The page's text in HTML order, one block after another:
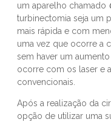
um aparelho chamado
turbinectomia seja um
mais rápida e com
uma vez que ocorre a
sem haver um
ocorre com os laser e
convencionais.
Após a realização da
opção de utilizar uma